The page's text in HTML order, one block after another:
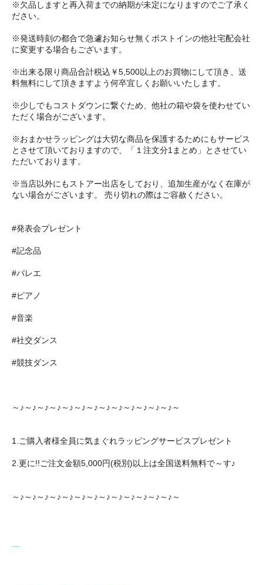
※欠品しますと再入荷までの納期が未定になりますのでご了承く
ださい。
※発送時刻の都合で急遽お知らせ無くポストインの他社宅配会社
に変更する場合もございます。
※出来る限り商品合計税込￥5,500以上のお買物にして頂き、送
料無料にして頂きますよう何卒宜しくお願いいたします。
※少しでもコストダウンに繋ぐため、他社の箱や袋を使わせてい
ただく場合がございます。
※おまかせラッピングは大切な商品を保護するためにもサービス
とさせて頂いておりますので、「１注文分1まとめ」とさせてい
ただいております。
※当店以外にもストアー出店をしており、追加生産がなく在庫が
ない場合がございます。 売り切れの際はご容赦ください。
#発表会プレゼント
#記念品
#バレエ
#ピアノ
#音楽
#社交ダンス
#競技ダンス
～♪～♪～♪～♪～♪～♪～♪～♪～♪～♪～♪～♪～♪～
1.ご購入者様全員に気まぐれラッピングサービスプレゼント
2.更に!!ご注文金額5,000円(税別)以上は全国送料無料で～す♪
～♪～♪～♪～♪～♪～♪～♪～♪～♪～♪～♪～♪～♪～
---